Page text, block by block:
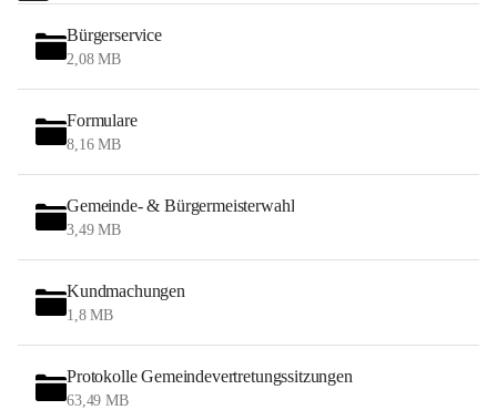
Bürgerservice
2,08 MB
Formulare
8,16 MB
Gemeinde- & Bürgermeisterwahl
3,49 MB
Kundmachungen
1,8 MB
Protokolle Gemeindevertretungssitzungen
63,49 MB